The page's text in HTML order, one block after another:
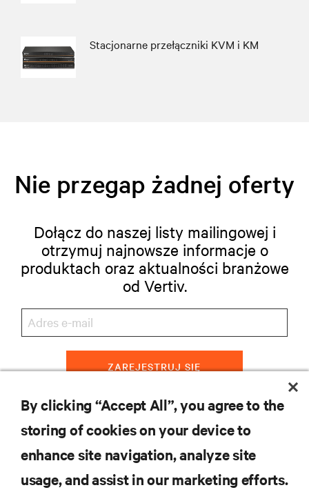
Stacjonarne przełączniki KVM i KM
Nie przegap żadnej oferty
Dołącz do naszej listy mailingowej i
otrzymuj najnowsze informacje o
produktach oraz aktualności branżowe
od Vertiv.
ZAREJESTRUJ SIĘ
WSPARCIE
By clicking “Accept All”, you agree to the
storing of cookies on your device to
enhance site navigation, analyze site
usage, and assist in our marketing efforts.